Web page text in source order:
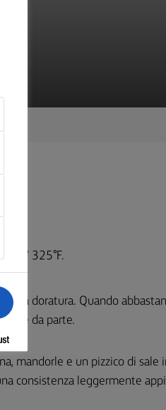
4 / 325°F.
a doratura. Quando
da parte.
mandorle e un pizzico di sale
consistenza leggermente